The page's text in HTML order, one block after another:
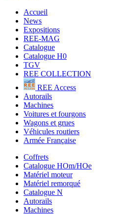
Accueil
News
Expositions
REE-MAG
Catalogue
Catalogue H0
TGV
REE COLLECTION
REE Access
Autorails
Machines
Voitures et fourgons
Wagons et grues
Véhicules routiers
Armée Française
Coffrets
Catalogue HOm/HOe
Matériel moteur
Matériel remorqué
Catalogue N
Autorails
Machines